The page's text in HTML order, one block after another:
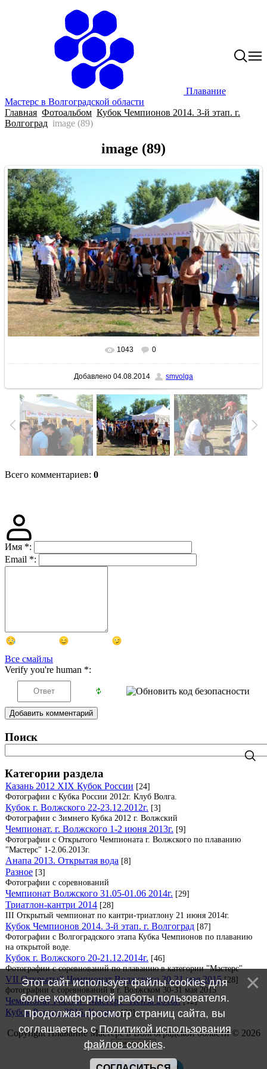
Плавание
Мастерс в Волгоградской области
Главная Фотоальбом Кубок Чемпионов 2014. 3-й этап. г.
Волгоград image (89)
image (89)
В реальном размере 1024x683
1043 0
Добавлено 04.08.2014 smvolga
Всего комментариев: 0
Имя *:
Email *:
Все смайлы
Verify you're human *:
Добавить комментарий
Поиск
Категории раздела
Казань 2012 XIX Кубок России [24]
Фотографии с Кубка России 2012г. Клуб Волга.
Кубок г. Волжского 22-23.12.2012г. [3]
Фотографии с Зимнего Кубка 2012 г. Волжский
Чемпионат. г. Волжского 1-2 июня 2013г. [9]
Фотографии с Открытого Чемпионата г. Волжского по плаванию
"Мастерс" 1-2.06.2013г.
Анапа 2013. Открытая вода [8]
Разное [3]
Фотографии с соревнований
Чемпионат Волжского 31.05-01.06 2014г. [29]
Триатлон-кантри 2014 [28]
III Открытый чемпионат по кантри-триатлону 21 июня 2014г.
Кубок Чемпионов 2014. 3-й этап. г. Волгоград [87]
Фотографии с Волгоградского этапа Кубка Чемпионов по плаванию
на открытой воде.
Кубок г. Волжского 20-21.12.2014г. [46]
Фотографии с соревнований по плаванию в категории "Мастерс"
VII Открытый Чемпионат Волжского 30-31 мая 2015 [28]
фотографии с соревнований в г. Волжском 30-31 мая 2015
Чемпионат России "Мастерс" Пенза 2016г. [12]
Кубок России 2016. Казань. [38]
Copyright Плавание Мастерс в Волгоградской области © 2026
Этот сайт использует файлы cookies для
более комфортной работы пользователя.
Продолжая просмотр страниц сайта, вы
соглашаетесь сПолитикой использования
файлов cookies.